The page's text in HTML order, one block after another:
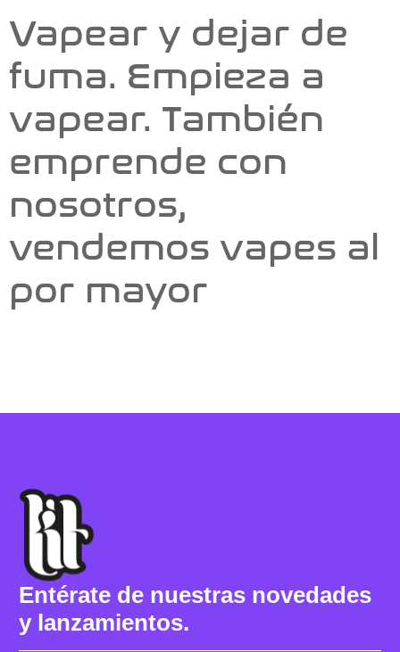
Vapear y dejar de
fuma. Empieza a
vapear. También
emprende con
nosotros,
vendemos vapes al
por mayor
Entérate de nuestras novedades
y lanzamientos.